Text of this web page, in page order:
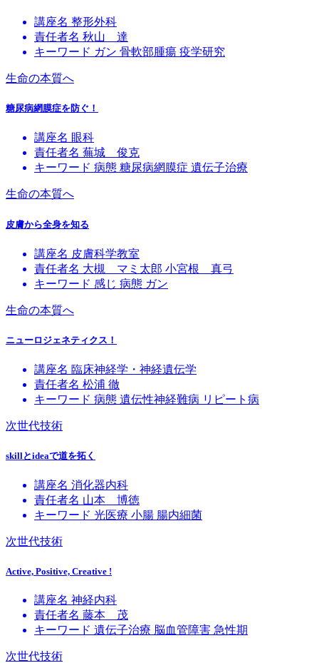
講座名 整形外科
責任者名 秋山 達
キーワード ガン 骨軟部腫瘍 疫学研究
生命の本質へ
糖尿病網膜症を防ぐ！
講座名 眼科
責任者名 蕪城 俊克
キーワード 病態 糖尿病網膜症 遺伝子治療
生命の本質へ
皮膚から全身を知る
講座名 皮膚科学教室
責任者名 大槻 マミ太郎 小宮根 真弓
キーワード 感じ 病態 ガン
生命の本質へ
ニューロジェネティクス！
講座名 臨床神経学・神経遺伝学
責任者名 松浦 徹
キーワード 病態 遺伝性神経難病 リピート病
次世代技術
skillとideaで道を拓く
講座名 消化器内科
責任者名 山本 博徳
キーワード 光医療 小腸 腸内細菌
次世代技術
Active, Positive, Creative !
講座名 神経内科
責任者名 藤本 茂
キーワード 遺伝子治療 脳血管障害 急性期
次世代技術